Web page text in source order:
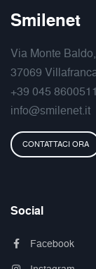
Smilenet
Via Monte
37069
+39 045 8600511
info@smilenet.it
CONTATTACI ORA
Social
Facebook